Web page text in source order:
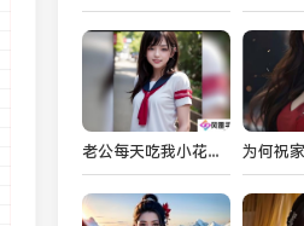
老公每天吃我小花园里的蔬菜水果会影响肝脏健康吗？如何确保食物安全？